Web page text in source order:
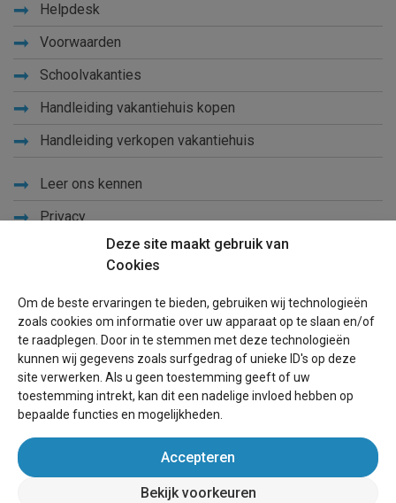
Deze site maakt gebruik van
Cookies
Om de beste ervaringen te bieden, gebruiken wij technologieën
zoals cookies om informatie over uw apparaat op te slaan en/of
te raadplegen. Door in te stemmen met deze technologieën
kunnen wij gegevens zoals surfgedrag of unieke ID's op deze
site verwerken. Als u geen toestemming geeft of uw
toestemming intrekt, kan dit een nadelige invloed hebben op
bepaalde functies en mogelijkheden.
Accepteren
Bekijk voorkeuren
Helpdesk
Voorwaarden
Schoolvakanties
Handleiding vakantiehuis kopen
Handleiding verkopen vakantiehuis
Leer ons kennen
Privacy
Blog
Voor eigenaren
Een advertentie plaatsen
Succesvol verhuren vakantiewoning
wereldvakantiehuis.nl(vakantiehuizen wereldwijd)